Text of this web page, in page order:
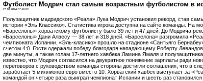
Футболист Модрич стал самым возрастным футболистом в
27.10.2024 07:46:00
Полузащитник мадридского «Реала» Лука Модрич установил рекорд, став
истории «Эль Классико». Статистика игрока доступна на сайте команды. На
«Барселоны» хорватскому футболисту было 39 лет и 47 дней. До Модрича
«Барселоны» Дани Алвесу — 38 лет и 318 дней. «Барселона» разгромила
чемпионата Испании. «Эль-класико» прошло на стадионе «Сантьяго
счетом 4:0. Гости одержали победу благодаря нападающему Роберту
две минуты, а также голам 17-летнего хавбека Ламина Ямаля и
известно, что Модрич согласился на двукратное понижение зарплаты ради
переговоров с руководством команды стороны достигли соглашения, что в
заработает 5 миллионов евро вместо 10. Хорватский хавбек выступает за
командой он четыре раза выиграл чемпионат Испании и шесть раз